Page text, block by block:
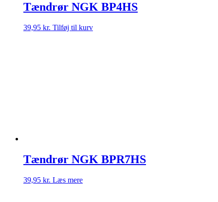
Tændrør NGK BP4HS
39,95 kr. Tilføj til kurv
Tændrør NGK BPR7HS
39,95 kr. Læs mere